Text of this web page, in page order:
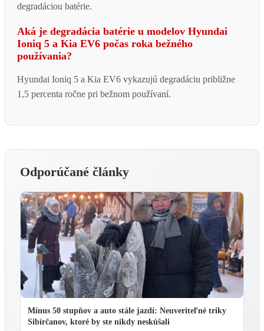
degradáciou batérie.
Aká je degradácia batérie u modelov Hyundai
Ioniq 5 a Kia EV6 počas roka bežného
používania?
Hyundai Ioniq 5 a Kia EV6 vykazujú degradáciu približne
1,5 percenta ročne pri bežnom používaní.
Odporúčané články
Mínus 50 stupňov a auto stále jazdí: Neuveriteľné triky
Sibírčanov, ktoré by ste nikdy neskúšali